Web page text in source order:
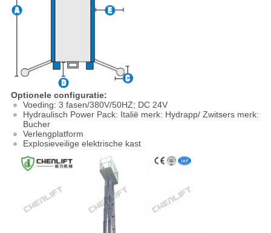
Optionele configuratie:
Voeding: 3 fasen/380V/50HZ; DC 24V
Hydraulisch Power Pack: Italië merk: Hydrapp/ Zwitsers merk:
Bucher
Verlengplatform
Explosieveilige elektrische kast